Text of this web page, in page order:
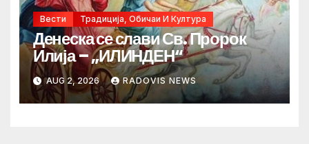
Вести Традиција, Обичаи И Култура
Денеска се слави Св. Пророк
Илија – „ИЛИНДЕН“
AUG 2, 2026 RADOVIS NEWS